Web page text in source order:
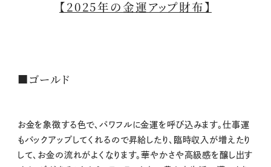
【2025年の金運アップ財布】
■ゴールド
お金を象徴する色で、パワフルに金運を呼び込みます。仕事運
もバックアップしてくれるので昇給したり、臨時収入が増えたり
して、お金の流れがよくなります。華やかさや高級感を醸し出す